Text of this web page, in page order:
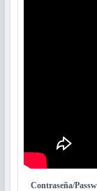
Contraseña/